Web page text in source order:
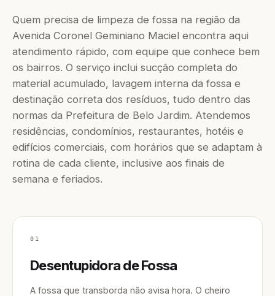
Quem precisa de limpeza de fossa na região da
Avenida Coronel Geminiano Maciel encontra aqui
atendimento rápido, com equipe que conhece bem
os bairros. O serviço inclui sucção completa do
material acumulado, lavagem interna da fossa e
destinação correta dos resíduos, tudo dentro das
normas da Prefeitura de Belo Jardim. Atendemos
residências, condomínios, restaurantes, hotéis e
edifícios comerciais, com horários que se adaptam à
rotina de cada cliente, inclusive aos finais de
semana e feriados.
01
Desentupidora de Fossa
A fossa que transborda não avisa hora. O cheiro